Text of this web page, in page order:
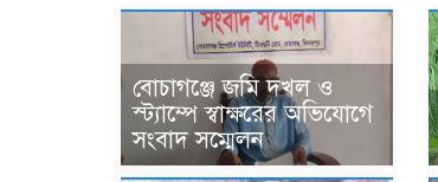
বোচাগঞ্জে জমি দখল ও
স্ট্যাম্পে স্বাক্ষরের অভিযোগে
সংবাদ সম্মেলন